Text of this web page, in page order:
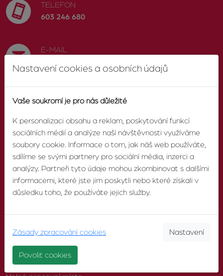
TELEFON
603 246 680
E-MAIL
Facebook
O AGENTUŘE
O nás
Nastavení cookies a osobních údajů
Vaše soukromí je pro nás důležité
K personalizaci obsahu a reklam, poskytování funkcí
sociálních médií a analýze naší návštěvnosti využíváme
soubory cookie. Informace o tom, jak náš web používáte,
sdílíme se svými partnery pro sociální média, inzerci a
analýzy. Partneři tyto údaje mohou zkombinovat s dalšími
informacemi, které jste jim poskytli nebo které získali v
důsledku toho, že používáte jejich služby.
Zásady zpracování cookies Nastavení
Povolit cookies